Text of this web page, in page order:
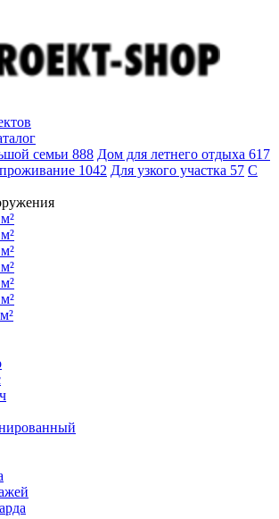
семьи 888 Дом для летнего отдыха 617
1042 Для узкого участка 57 С